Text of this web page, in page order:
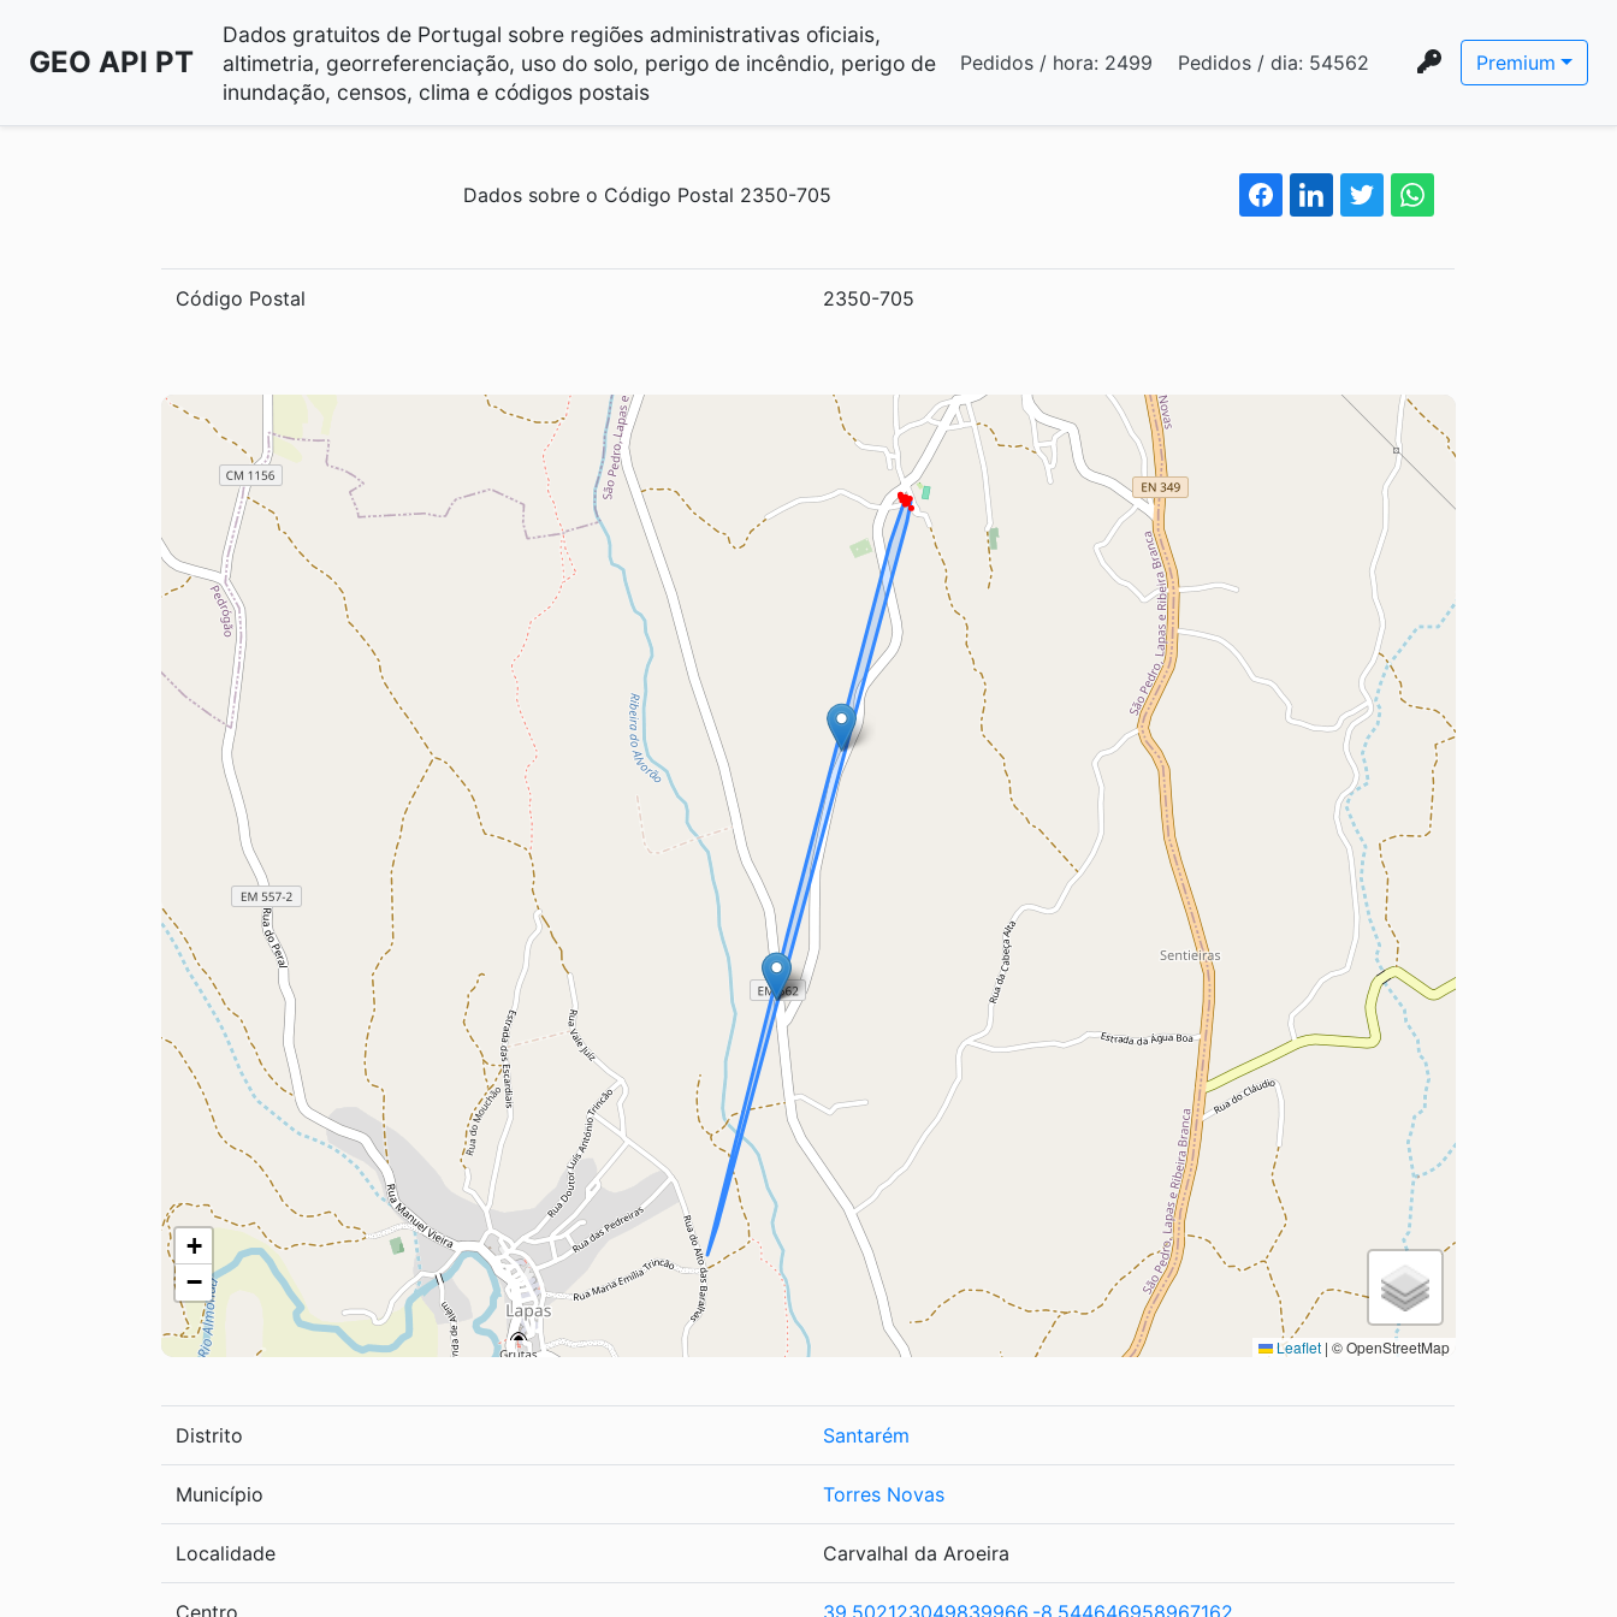
GEO API PT
Dados gratuitos de Portugal sobre regiões administrativas oficiais,
altimetria, georreferenciação, uso do solo, perigo de incêndio, perigo de
inundação, censos, clima e códigos postais
Pedidos / hora: 2499 Pedidos / dia: 54562 Premium
Dados sobre o Código Postal 2350-705
Código Postal 2350-705
+
−
Leaflet | © OpenStreetMap
Distrito Santarém
Município Torres Novas
Localidade Carvalhal da Aroeira
Centro 39.502123049839966,-8.544646958967162